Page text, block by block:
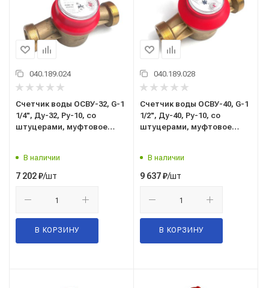
040.189.024
Счетчик воды ОСВУ-32, G-1
1/4", Ду-32, Ру-10, со
штуцерами, муфтовое
В наличии
7 202₽/шт
В КОРЗИНУ
040.189.028
Счетчик воды ОСВУ-40, G-1
1/2", Ду-40, Ру-10, со
штуцерами, муфтовое
В наличии
9 637₽/шт
В КОРЗИНУ